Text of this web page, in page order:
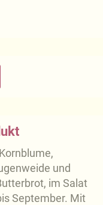
und
im Salat
September. Mit